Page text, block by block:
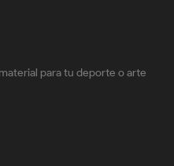
para tu deporte o arte